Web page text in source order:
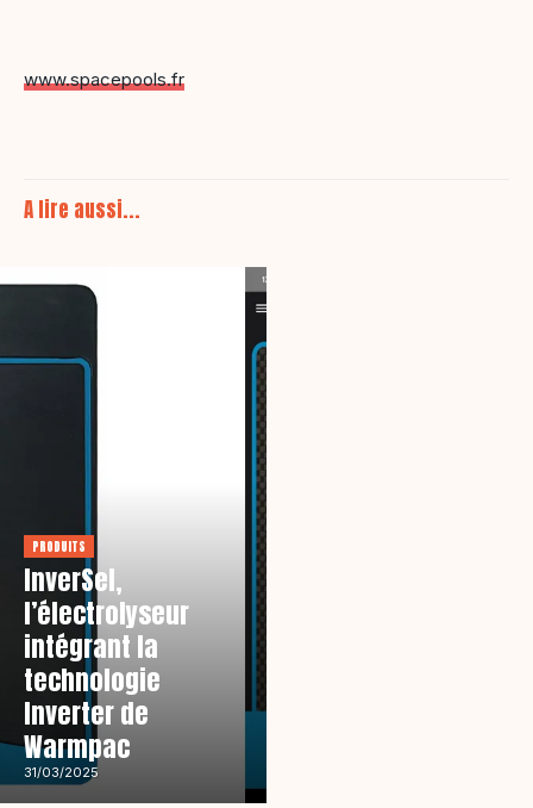
www.spacepools.fr
A lire aussi...
PRODUITS
InverSel,
l’électrolyseur
intégrant la
technologie
Inverter de
Warmpac
31/03/2025